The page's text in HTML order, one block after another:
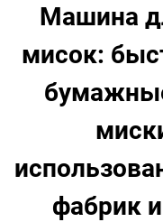
Машина
мисок:
фабрик